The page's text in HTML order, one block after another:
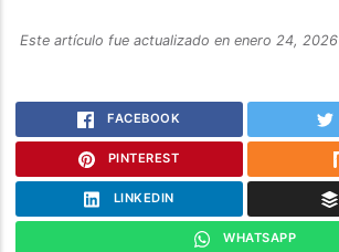
Este artículo fue actualizado en enero 24, 2026
FACEBOOK
PINTEREST
LINKEDIN
WHATSAPP